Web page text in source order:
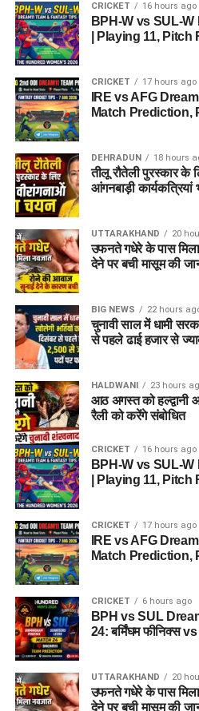
CRICKET 16 hours ago
BPH-W vs SUL-W
| Playing 11,
CRICKET 17 hours ago
IRE vs AFG
Match Prediction,
DEHRADUN 18 hours
तीलू रौतेली पुरस्कार के
आंगनबाड़ी कार्यकत्रियां
UTTARAKHAND 20
उफनते गधेरे के पास
देने पर बची मासूम की
BIG NEWS 22 hours
चुनावी साल में धामी
से पहले ढाई हजार से
HALDWANI 23 hours
आठ अगस्त को हल्द्वानी
रैली को करेंगे संबोधित
CRICKET 16 hours ago
BPH-W vs SUL-W
| Playing 11,
CRICKET 17 hours ago
IRE vs AFG
Match Prediction,
CRICKET 6 hours ago
BPH vs SUL
24: बर्मिंघम फीनिक्स
UTTARAKHAND 20
उफनते गधेरे के पास
देने पर बची मासूम की